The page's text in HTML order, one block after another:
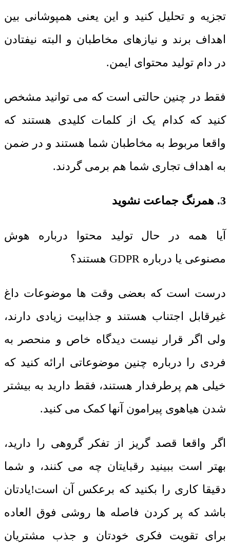
تجزیه و تحلیل کنید و این یعنی همپوشانی بین
اهداف برند و نیازهای مخاطبان و البته نیفتادن
در دام تولید محتوای ایمن.
فقط در چنین حالتی است که می توانید مشخص
کنید که کدام یک از کلمات کلیدی هستند که
واقعا مربوط به مخاطبان شما هستند و در ضمن
به اهداف تجاری شما هم برمی گردند.
3. همرنگ جماعت نشوید
آیا همه در حالتولید محتوا درباره هوش
مصنوعی یا درباره GDPR هستند؟
درست است که بعضی وقت ها موضوعات داغ
غیرقابل اجتناب هستند و جذابیت زیادی دارند،
ولی اگر قرار نیست دیدگاه خاص و منحصر به
فردی را درباره چنین موضوعاتی ارائه کنید که
خیلی هم پرطرفدار هستند، فقط دارید به بیشتر
شدن هیاهوی پیرامون آنها کمک می کنید.
اگر واقعا قصد گریز از تفکر گروهی را دارید،
بهتر است ببینید رقبایتان چه می کنند، و شما
دقیقا کاری را بکنید که برعکس آن است!یادتان
باشد که پر کردن فاصله ها روشی فوق العاده
برای تقویت فکری خودتان و جذب مشتریان